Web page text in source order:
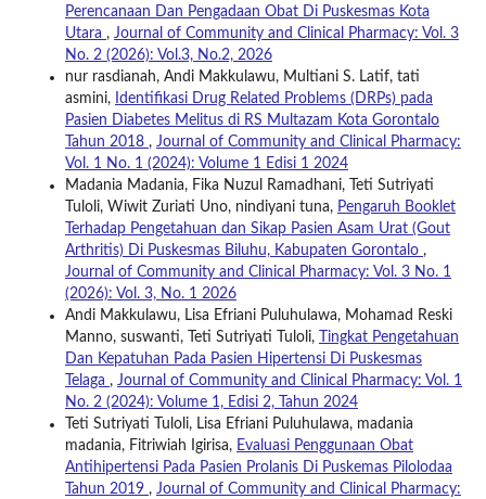
Perencanaan Dan Pengadaan Obat Di Puskesmas Kota
Utara , Journal of Community and Clinical Pharmacy: Vol. 3
No. 2 (2026): Vol.3, No.2, 2026
nur rasdianah, Andi Makkulawu, Multiani S. Latif, tati
asmini, Identifikasi Drug Related Problems (DRPs) pada
Pasien Diabetes Melitus di RS Multazam Kota Gorontalo
Tahun 2018 , Journal of Community and Clinical Pharmacy:
Vol. 1 No. 1 (2024): Volume 1 Edisi 1 2024
Madania Madania, Fika Nuzul Ramadhani, Teti Sutriyati
Tuloli, Wiwit Zuriati Uno, nindiyani tuna, Pengaruh Booklet
Terhadap Pengetahuan dan Sikap Pasien Asam Urat (Gout
Arthritis) Di Puskesmas Biluhu, Kabupaten Gorontalo ,
Journal of Community and Clinical Pharmacy: Vol. 3 No. 1
(2026): Vol. 3, No. 1 2026
Andi Makkulawu, Lisa Efriani Puluhulawa, Mohamad Reski
Manno, suswanti, Teti Sutriyati Tuloli,
Tingkat Pengetahuan
Dan Kepatuhan Pada Pasien Hipertensi Di Puskesmas
Telaga , Journal of Community and Clinical Pharmacy: Vol. 1
No. 2 (2024): Volume 1, Edisi 2, Tahun 2024
Teti Sutriyati Tuloli, Lisa Efriani Puluhulawa, madania
madania, Fitriwiah Igirisa, Evaluasi Penggunaan Obat
Antihipertensi Pada Pasien Prolanis Di Puskemas Pilolodaa
Tahun 2019 , Journal of Community and Clinical Pharmacy: